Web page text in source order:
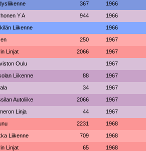
367 1966
Y A 944 1966
Liikenne 1966
250 1967
Linjat 2066 1967
Oulu 1967
Liikenne 88 1967
34 1967
Autoliike 2066 1967
Linja 44 1967
2231 1968
Liikenne 709 1968
Linjat 65 1968